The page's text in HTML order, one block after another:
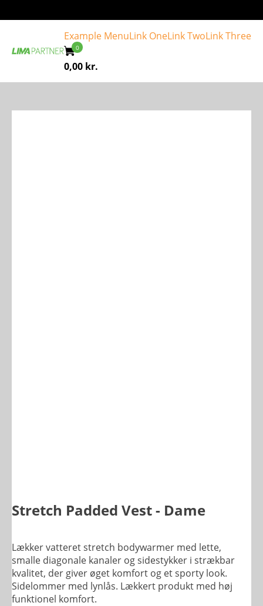
Example MenuLink OneLink TwoLink Three
0,00 kr.
Stretch Padded Vest - Dame
Lækker vatteret stretch bodywarmer med lette,
smalle diagonale kanaler og sidestykker i strækbar
kvalitet, der giver øget komfort og et sporty look.
Sidelommer med lynlås. Lækkert produkt med høj
funktionel komfort.